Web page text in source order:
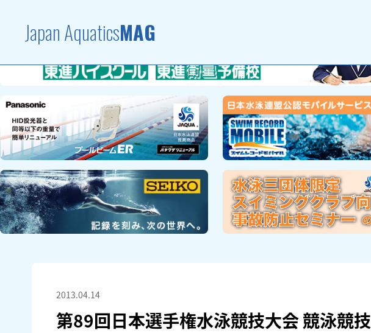
Japan AquaticsMAG
2013.04.14
第89回日本選手権水泳競技大会 競泳競技